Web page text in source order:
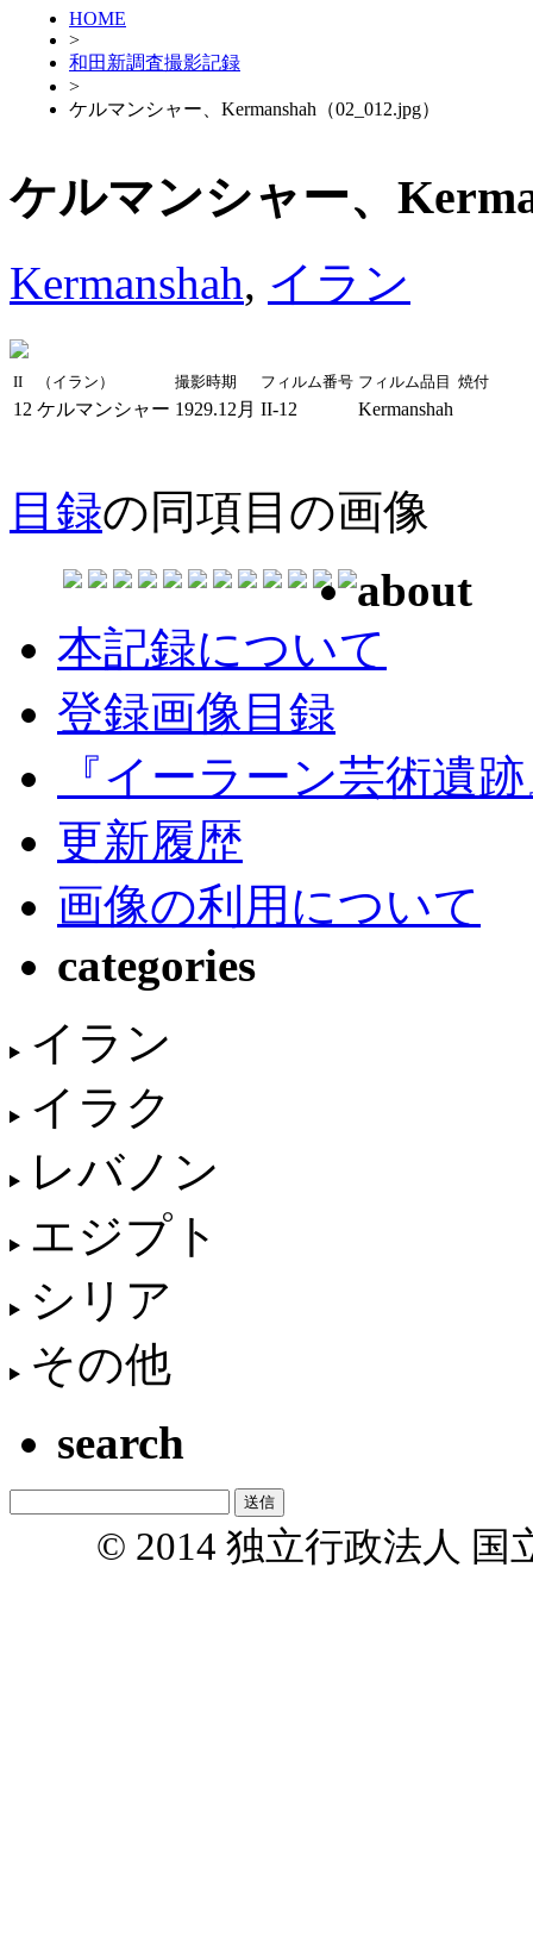
HOME
>
和田新調査撮影記録
>
ケルマンシャー、Kermanshah（02_012.jpg）
ケルマンシャー、
Kermanshah, イラン
II （イラン） 撮影時期 フィルム番号 フィルム品目 焼付
12 ケルマンシャー 1929.12月 II-12 Kermanshah
目録の同項目の画像
about
本記録について
登録画像目録
『イーラーン芸術遺
更新履歴
画像の利用について
categories
イラン
イラク
レバノン
エジプト
シリア
その他
search
© 2014 独立行政法人 国